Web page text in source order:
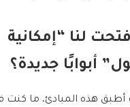
لنا “إمكانية
أبوابًا جديدة؟
أطبق هذه المبادئ، ما